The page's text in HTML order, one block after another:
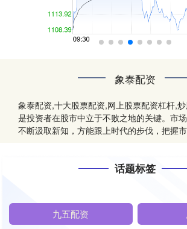
象泰配资
象泰配资,十大股票配资,网上股票配资杠杆,
是投资者在股市中立于不败之地的关键。市
不断汲取新知，方能跟上时代的步伐，把握市
话题标签
九五配资